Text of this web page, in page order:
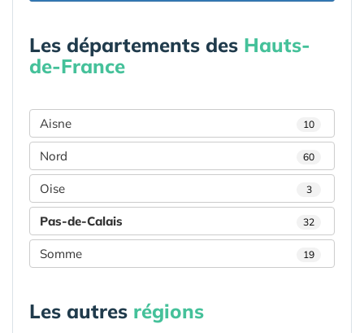
Les départements des Hauts-
de-France
Aisne 10
Nord 60
Oise 3
Pas-de-Calais 32
Somme 19
Les autres régions